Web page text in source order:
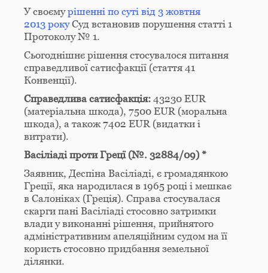
У своємурішенні по суті від 3 жовтня
2013 рокуСуд встановив порушення статті 1
Протоколу № 1.
Сьогоднішнє рішення стосувалося питання
справедливої сатисфакції (стаття 41
Конвенції).
Справедлива сатисфакція: 43230 EUR
(матеріальна шкода), 7500 EUR (моральна
шкода), а також 7402 EUR (видатки і
витрати).
Васіліаді проти Грецї (№. 32884/09) *
Заявник, Деспіна Васіліаді, є громадянкою
Греції, яка народилася в 1965 році і мешкає
в Салоніках (Греція). Справа стосувалася
скарги пані Васіліаді стосовно затримки
влади у виконанні рішення, прийнятого
адміністративним апеляційним судом на її
користь стосовно придбання земельної
ділянки.